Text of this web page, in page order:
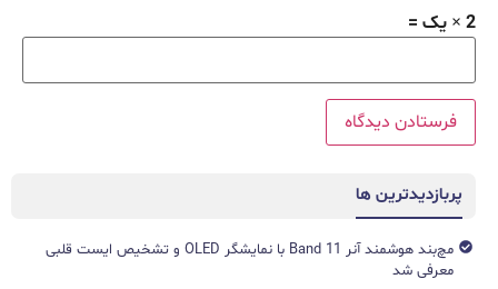
2 × یک =
پربازدیدترین ها
مچ‌بند هوشمند آنر Band 11 با نمایشگر OLED و تشخیص ایست قلبی
معرفی شد